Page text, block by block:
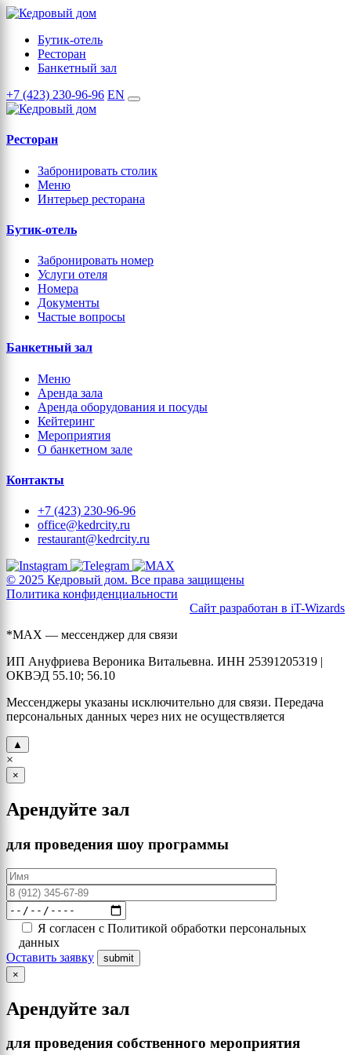
Бутик-отель
Ресторан
Банкетный зал
+7 (423) 230-96-96 EN
Ресторан
Забронировать столик
Меню
Интерьер ресторана
Бутик-отель
Забронировать номер
Услуги отеля
Номера
Документы
Частые вопросы
Банкетный зал
Меню
Аренда зала
Аренда оборудования и посуды
Кейтеринг
Мероприятия
О банкетном зале
Контакты
+7 (423) 230-96-96
office@kedrcity.ru
restaurant@kedrcity.ru
© 2025 Кедровый дом. Все права защищены
Политика конфиденциальности
Сайт разработан в iT-Wizards
*MAX — мессенджер для связи
ИП Ануфриева Вероника Витальевна. ИНН 25391205319 |
ОКВЭД 55.10; 56.10
Мессенджеры указаны исключительно для связи. Передача
персональных данных через них не осуществляется
▲
×
×
Арендуйте зал
для проведения шоу программы
Я согласен с Политикой обработки персональных
данных
Оставить заявку
×
Арендуйте зал
для проведения собственного мероприятия